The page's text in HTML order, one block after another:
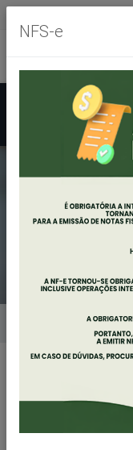
Notícias
Publicado em:
NFS-e